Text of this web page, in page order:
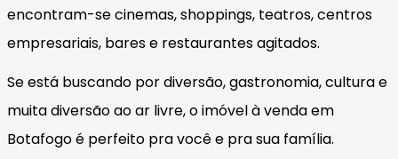
encontram-se cinemas, shoppings, teatros, centros
empresariais, bares e restaurantes agitados.
Se está buscando por diversão, gastronomia, cultura e
muita diversão ao ar livre, o imóvel à venda em
Botafogo é perfeito pra você e pra sua família.